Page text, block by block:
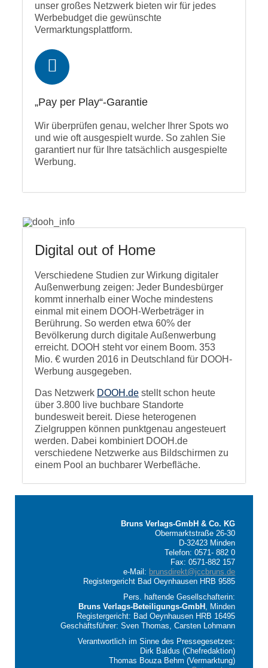
unser großes Netzwerk bieten wir für jedes
Werbebudget die gewünschte
Vermarktungsplattform.
„Pay per Play“-Garantie
Wir überprüfen genau, welcher Ihrer Spots wo
und wie oft ausgespielt wurde. So zahlen Sie
garantiert nur für Ihre tatsächlich ausgespielte
Werbung.
Digital out of Home
Verschiedene Studien zur Wirkung digitaler
Außenwerbung zeigen: Jeder Bundesbürger
kommt innerhalb einer Woche mindestens
einmal mit einem DOOH-Werbeträger in
Berührung. So werden etwa 60% der
Bevölkerung durch digitale Außenwerbung
erreicht. DOOH steht vor einem Boom. 353
Mio. € wurden 2016 in Deutschland für DOOH-
Werbung ausgegeben.
Das Netzwerk DOOH.de stellt schon heute
über 3.800 live buchbare Standorte
bundesweit bereit. Diese heterogenen
Zielgruppen können punktgenau angesteuert
werden. Dabei kombiniert DOOH.de
verschiedene Netzwerke aus Bildschirmen zu
einem Pool an buchbarer Werbefläche.
Bruns Verlags-GmbH & Co. KG
Obermarktstraße 26-30
D-32423 Minden
Telefon: 0571- 882 0
Fax: 0571-882 157
e-Mail: brunsdirekt@jccbruns.de
Registergericht Bad Oeynhausen HRB 9585
Pers. haftende Gesellschafterin:
Bruns Verlags-Beteiligungs-GmbH , Minden
Registergericht: Bad Oeynhausen HRB 16495
Geschäftsführer: Sven Thomas, Carsten Lohmann
Verantwortlich im Sinne des Pressegesetzes:
Dirk Baldus (Chefredaktion)
Thomas Bouza Behm (Vermarktung)